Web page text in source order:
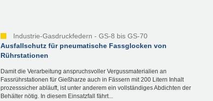
Industrie-Gasdruckfedern - GS-8 bis GS-70
Ausfallschutz für pneumatische Fassglocken von
Rührstationen
Damit die Verarbeitung anspruchsvoller Vergussmaterialien an
Fassrührstationen für Gießharze auch in Fässern mit 200 Litern Inhalt
prozesssicher abläuft, ist unter anderem ein vollständiges Abdichten der
Behälter nötig. In diesem Einsatzfall fährt...